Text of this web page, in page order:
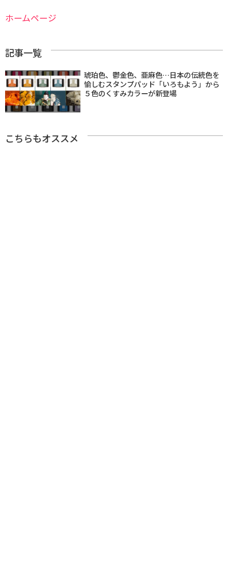
ホームページ
記事一覧
琥珀色、鬱金色、亜麻色…日本の伝統色を
愉しむスタンプパッド「いろもよう」から
５色のくすみカラーが新登場
こちらもオススメ